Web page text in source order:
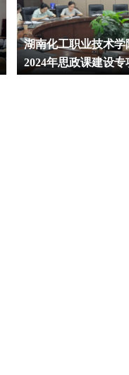
湖南化工职业技术学
2024年思政课建设